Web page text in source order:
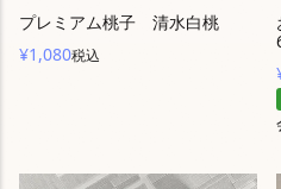
プレミアム桃子 清水白桃
¥1,080税込